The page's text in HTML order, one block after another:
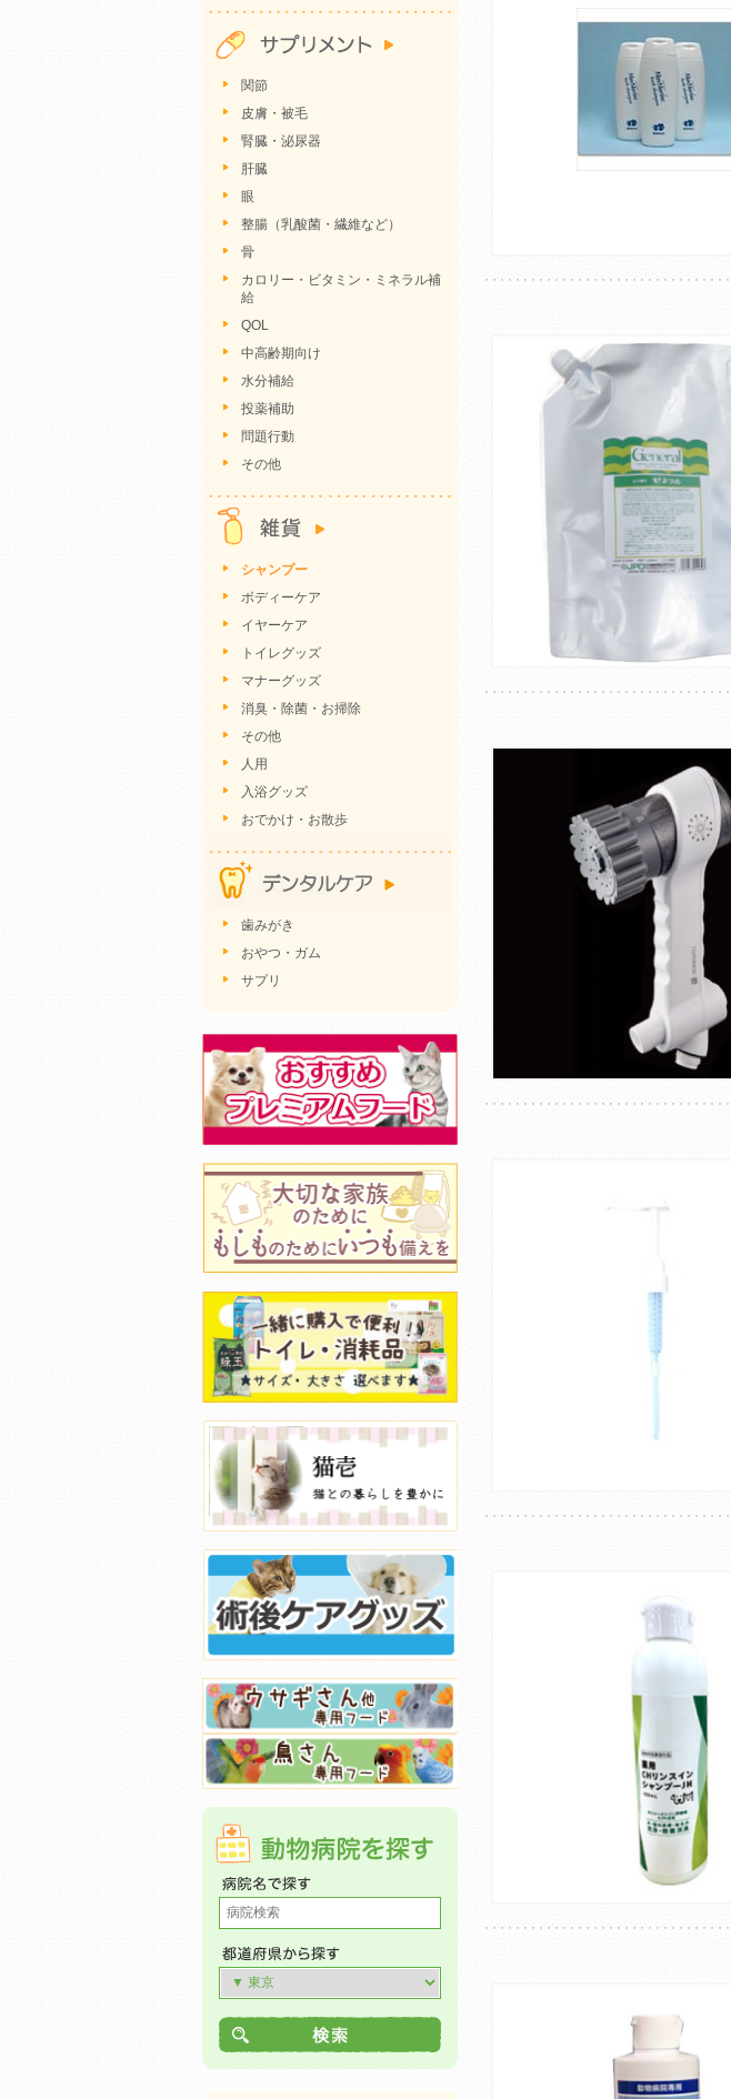
関節
皮膚・被毛
腎臓・泌尿器
肝臓
眼
整腸（乳酸菌・繊維など）
骨
カロリー・ビタミン・ミネラル補
給
QOL
中高齢期向け
水分補給
投薬補助
問題行動
その他
シャンプー
ボディーケア
イヤーケア
トイレグッズ
マナーグッズ
消臭・除菌・お掃除
その他
人用
入浴グッズ
おでかけ・お散歩
歯みがき
おやつ・ガム
サプリ